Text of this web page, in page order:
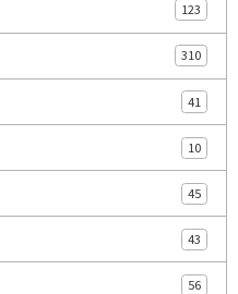
123
310
41
10
45
43
56